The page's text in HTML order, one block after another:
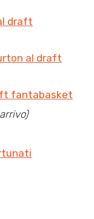
draft
al draft
fantabasket